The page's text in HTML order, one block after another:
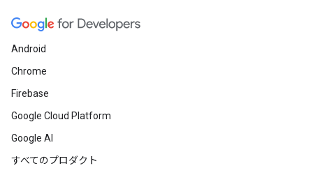
Android
Chrome
Firebase
Google Cloud Platform
Google AI
すべてのプロダクト